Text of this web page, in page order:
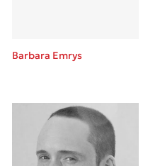
Barbara Emrys